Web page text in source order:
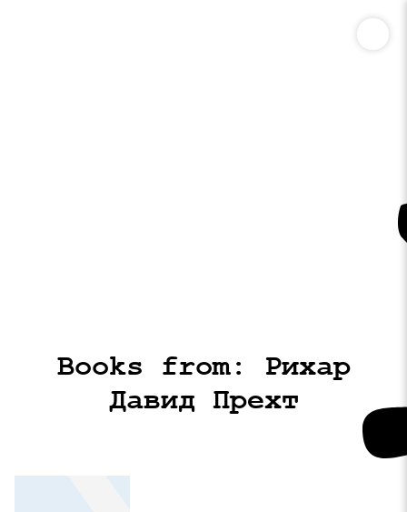
Books from: Рихар
Давид Прехт